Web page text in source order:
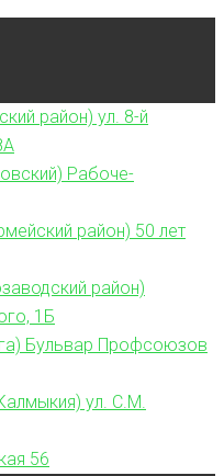
район) ул. 8-й
Рабоче-
район) 50 лет
район)
1Б
Бульвар Профсоюзов
ул. С.М.
56